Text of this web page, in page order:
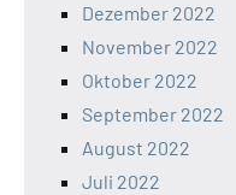
Dezember 2022
November 2022
Oktober 2022
September 2022
August 2022
Juli 2022